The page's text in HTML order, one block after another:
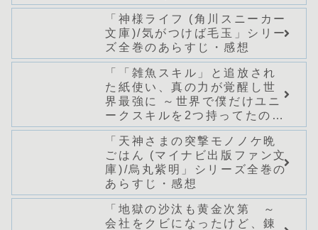
NOVELS)/どまどま」シリー
ズ全巻のあらすじ・感想
「神様ライフ (角川スニーカー
文庫)/気がつけば毛玉」シリー
ズ全巻のあらすじ・感想
「「雑魚スキル」と追放され
た紙使い、真の力が覚醒し世
界最強に ～世界で僕だけユニ
ークスキルを2つ持ってたので
真の仲間と成り上がる～ (Mノ
ベルス)/桑野和明」シリーズ全
巻のあらすじ・感想
「天神さまの突撃モノノケ晩
ごはん (マイナビ出版ファン文
庫)/烏丸紫明」シリーズ全巻の
あらすじ・感想
「地獄の沙汰も黄金次第 ～
会社をクビになったけど、錬